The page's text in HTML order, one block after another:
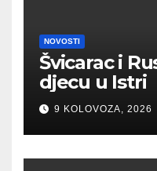
NOVOSTI
Švicarac i
djecu u Istri
9 KOLOVOZA, 2026